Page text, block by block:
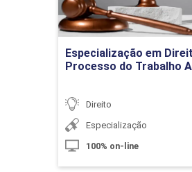
10h
Direito Processual Penal
Especialização em
Processo do Trabalho
Direito
Especialização
100% on-line